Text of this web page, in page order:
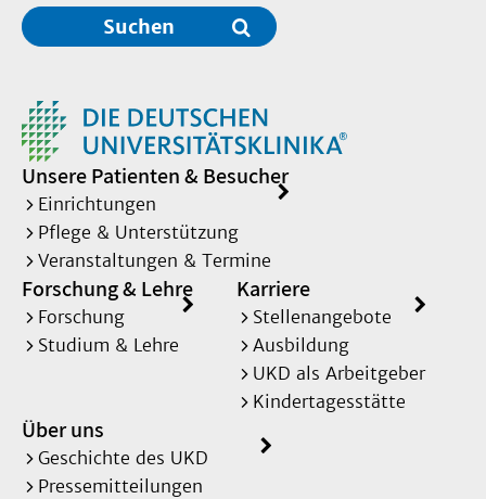
Suchen
Unsere Patienten & Besucher
Einrichtungen
Pflege & Unterstützung
Veranstaltungen & Termine
Forschung & Lehre
Forschung
Studium & Lehre
Karriere
Stellenangebote
Ausbildung
UKD als Arbeitgeber
Kindertagesstätte
Über uns
Geschichte des UKD
Pressemitteilungen